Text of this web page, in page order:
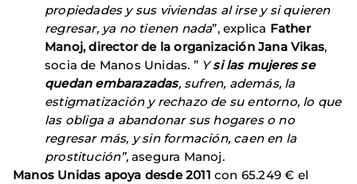
propiedades y sus viviendas al irse y si quieren
regresar, ya no tienen nada”, explica Father
Manoj, director de la organización Jana Vikas,
socia de Manos Unidas. ”Ysi las mujeres se
quedan embarazadas, sufren, además, la
estigmatización y rechazo de su entorno, lo que
las obliga a abandonar sus hogares o no
regresar más, y sin formación, caen en la
prostitución”,asegura Manoj.
Manos Unidas apoya desde 2011 con 65.249 € el